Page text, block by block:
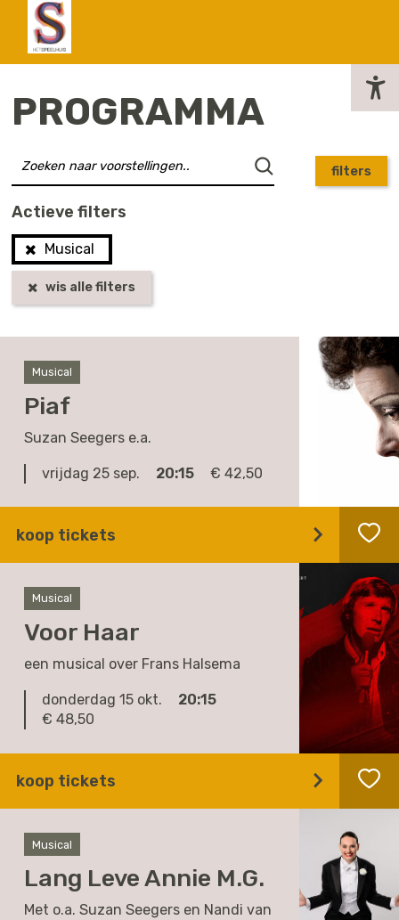
actueel
PROGRAMMA
filters
Actieve filters
Musical
wis alle filters
Piaf
Suzan Seegers e.a.
Musical
vrijdag 25 sep. 20:15 € 42,50
koop tickets
Voor Haar
een musical over Frans Halsema
Musical
donderdag 15 okt.
20:15
€ 48,50
koop tickets
Lang Leve Annie M.G.
Met o.a. Suzan Seegers en Nandi van
Musical